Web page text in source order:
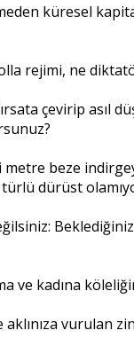
küresel
rejimi, ne
çevirip asıl
metre beze
dürüst
ve kadına
vurulan